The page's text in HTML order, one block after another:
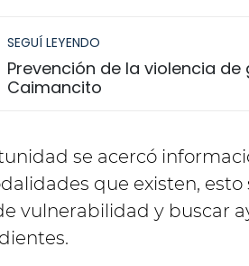
SEGUÍ LEYENDO
Prevención de la violencia
Caimancito
se acercó
que existen,
vulnerabilidad y buscar